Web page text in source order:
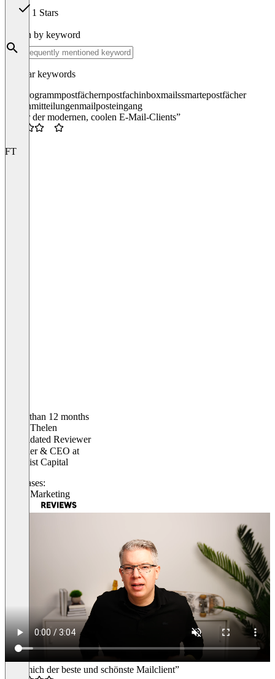
1 Stars
Search by keyword
Popular keywords
mailprogrammpostfächernpostfachinboxmailssmartepostfächer
kontenmitteilungenmailposteingang
“Einer der modernen, coolen E-Mail-Clients”
FT
Older than 12 months
Frank Thelen
Validated Reviewer
Founder & CEO at
Freigeist Capital
Use cases:
Email Marketing
“Für mich der beste und schönste Mailclient”